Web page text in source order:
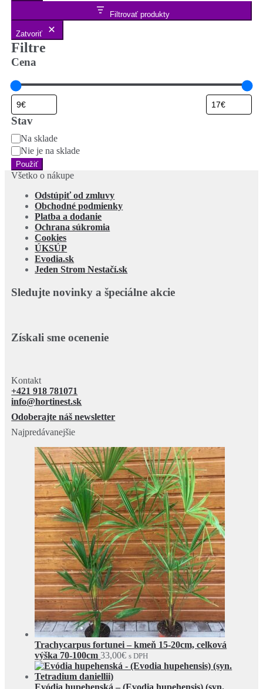
Filtrovať produkty
Zatvoriť
Filtre
Cena
Stav
StavNa sklade
Nie je na sklade
Použiť
Všetko o nákupe
Odstúpiť od zmluvy
Obchodné podmienky
Platba a dodanie
Ochrana súkromia
Cookies
ÚKSÚP
Evodia.sk
Jeden Strom Nestačí.sk
Sledujte novinky a špeciálne akcie
Získali sme ocenenie
Kontakt
+421 918 781071
info@hortinest.sk
Odoberajte náš newsletter
Najpredávanejšie
Trachycarpus fortunei – kmeň 15-20cm, celková
výška 70-100cm 33,00€ s DPH
Evódia hupehenská – (Evodia hupehensis) (syn.